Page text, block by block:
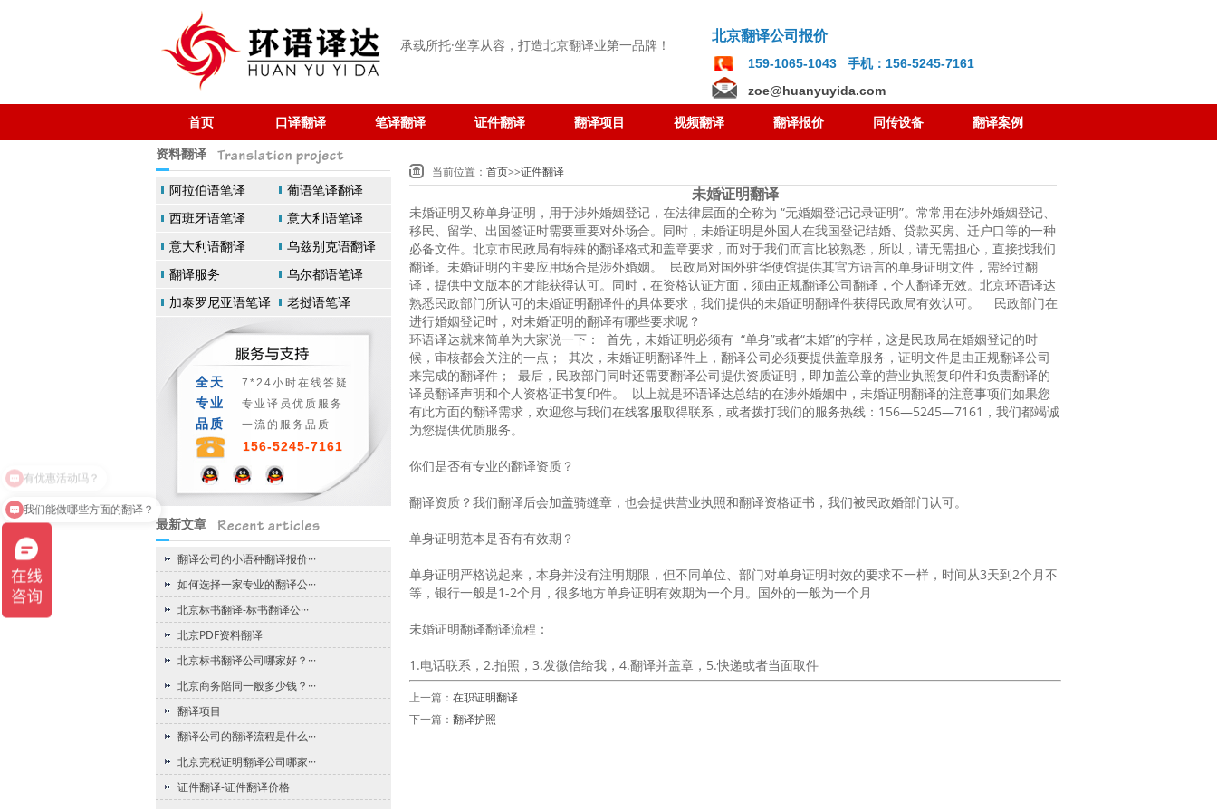
承载所托·坐享从容 ，打造北京翻译业第一品牌！
北京翻译公司报价
159-1065-1043 手机：156-5245-7161
zoe@huanyuyida.com
首页 口译翻译 笔译翻译 证件翻译 翻译项目 视频翻译 翻译报价 同传设备 翻译案例
当前位置： 首页>>证件翻译
未婚证明翻译
未婚证明又称单身证明，用于涉外婚姻登记，在法律层面的全称为 “无婚姻登记记录证明”。常常用在涉外婚姻登记、
移民、留学、出国签证时需要重要对外场合。同时，未婚证明是外国人在我国登记结婚、贷款买房、迁户口等的一种
必备文件。北京市民政局有特殊的翻译格式和盖章要求，而对于我们而言比较熟悉，所以，请无需担心，直接找我们
翻译。未婚证明的主要应用场合是涉外婚姻。 民政局对国外驻华使馆提供其官方语言的单身证明文件，需经过翻
译，提供中文版本的才能获得认可。同时，在资格认证方面，须由正规翻译公司翻译，个人翻译无效。北京环语译达
熟悉民政部门所认可的未婚证明翻译件的具体要求，我们提供的未婚证明翻译件获得民政局有效认可。 民政部门在
进行婚姻登记时，对未婚证明的翻译有哪些要求呢？
环语译达就来简单为大家说一下： 首先，未婚证明必须有 “单身”或者“未婚”的字样，这是民政局在婚姻登记的时
候，审核都会关注的一点； 其次，未婚证明翻译件上，翻译公司必须要提供盖章服务，证明文件是由正规翻译公司
来完成的翻译件； 最后，民政部门同时还需要翻译公司提供资质证明，即加盖公章的营业执照复印件和负责翻译的
译员翻译声明和个人资格证书复印件。 以上就是环语译达总结的在涉外婚姻中，未婚证明翻译的注意事项们如果您
有此方面的翻译需求，欢迎您与我们在线客服取得联系，或者拨打我们的服务热线：156—5245—7161，我们都竭诚
为您提供优质服务。
你们是否有专业的翻译资质？
翻译资质？我们翻译后会加盖骑缝章，也会提供营业执照和翻译资格证书，我们被民政婚部门认可。
单身证明范本是否有有效期？
单身证明严格说起来，本身并没有注明期限，但不同单位、部门对单身证明时效的要求不一样，时间从3天到2个月不
等，银行一般是1-2个月，很多地方单身证明有效期为一个月。国外的一般为一个月
未婚证明翻译翻译流程：
1.电话联系，2.拍照，3.发微信给我，4.翻译并盖章，5.快递或者当面取件
上一篇： 在职证明翻译
下一篇： 翻译护照
资料翻译
阿拉伯语笔译
葡语笔译翻译
西班牙语笔译
意大利语笔译
意大利语翻译
乌兹别克语翻译
翻译服务
乌尔都语笔译
加泰罗尼亚语笔译
老挝语笔译
全天 7*24小时在线答疑
专业 专业译员优质服务
品质 一流的服务品质
156-5245-7161
最新文章
翻译公司的小语种翻译报价···
如何选择一家专业的翻译公···
北京标书翻译-标书翻译公···
北京PDF资料翻译
北京标书翻译公司哪家好？···
北京商务陪同一般多少钱？···
翻译项目
翻译公司的翻译流程是什么···
北京完税证明翻译公司哪家···
证件翻译-证件翻译价格
我们能做哪些方面的翻译？